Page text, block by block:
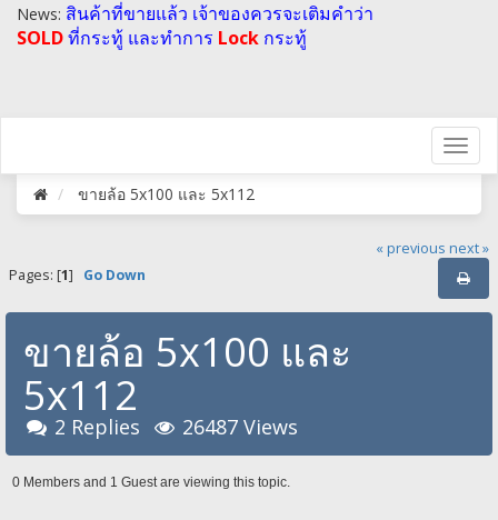
News: สินค้าที่ขายแล้ว เจ้าของควรจะเติมคำว่า
SOLDที่กระทู้ และทำการ Lock กระทู้
ขายล้อ 5x100 และ 5x112
« previous next »
Pages: [1] Go Down
ขายล้อ 5x100 และ
5x112
2 Replies 26487 Views
0 Members and 1 Guest are viewing this topic.